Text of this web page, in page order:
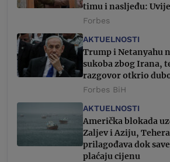
timu i nasljeđu:
Forbes
AKTUELNOSTI
Trump i Netanyahu
sukoba zbog Irana,
razgovor otkrio
Forbes BiH
AKTUELNOSTI
Američka blokada
Zaljev i Aziju,
prilagođava dok
plaćaju cijenu